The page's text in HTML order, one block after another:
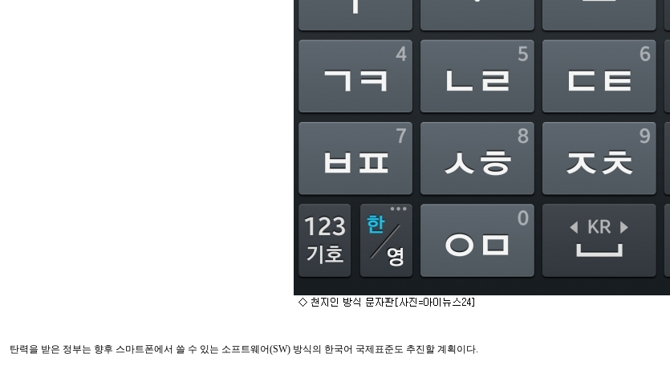
탄력을 받은 정부는 향후 스마트폰에서 쓸 수 있는 소프트웨어(SW) 방식의 한국어 국제표준도 추진할 계획이다.